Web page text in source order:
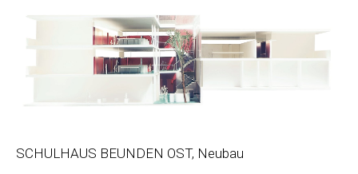
SCHULHAUS BEUNDEN OST, Neubau